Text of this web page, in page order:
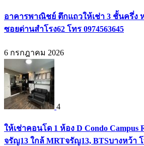
อาคารพาณิชย์ ตึกแถวให้เช่า 3 ชั้นครึ่ง
ซอยด่านสำโรง62 โทร 0974563645
6 กรกฎาคม 2026
4
ให้เช่าคอนโด 1 ห้อง D Condo Campus
จรัญ13 ใกล้ MRTจรัญ13, BTSบางหว้า โ